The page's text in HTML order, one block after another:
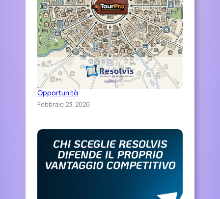
Distinguiti Online, Trasforma Ospitalità in
Opportunità
Febbraio 23, 2026